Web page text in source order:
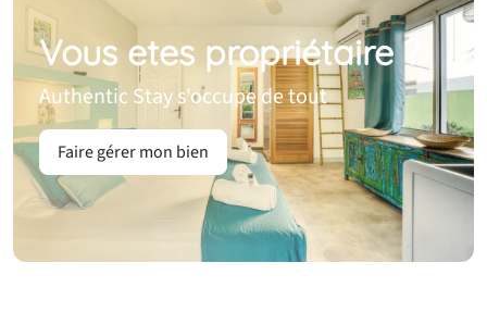
Vous etes propriétaire ?
Authentic Stay s'occupe de tout
Faire gérer mon bien